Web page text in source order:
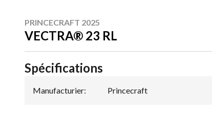
PRINCECRAFT 2025
VECTRA® 23 RL
Spécifications
Manufacturier: Princecraft